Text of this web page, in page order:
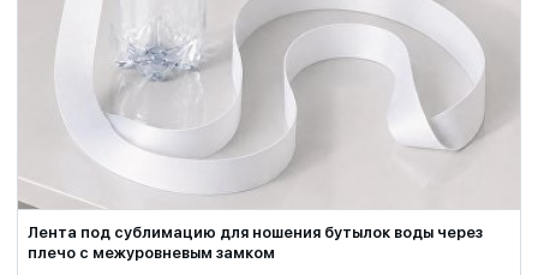
Лента под сублимацию для ношения бутылок воды через
плечо с межуровневым замком